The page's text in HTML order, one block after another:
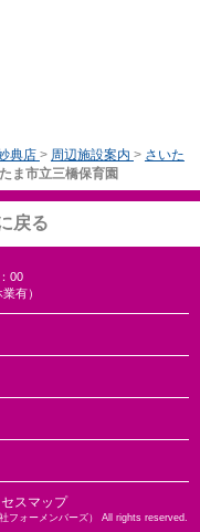
典店 > 周辺施設案内 > さいた
ま市立三橋保育園
戻る
00
有）
スマップ
ォーメンバーズ） All rights reserved.